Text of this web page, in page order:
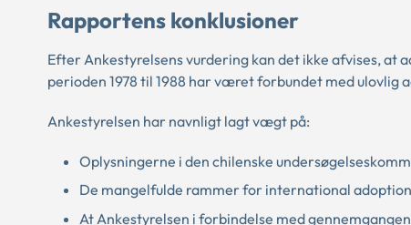
Rapportens konklusioner
Efter Ankestyrelsens vurdering kan det ikke afvises,
perioden 1978 til 1988 har været forbundet med ulovlig
Ankestyrelsen har navnligt lagt vægt på:
Oplysningerne i den chilenske
De mangelfulde rammer for international adoption
At Ankestyrelsen i forbindelse med